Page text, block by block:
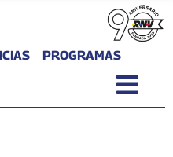
PROGRAMAS